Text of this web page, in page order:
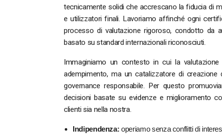
tecnicamente solidi che accrescano la fiducia di
e utilizzatori finali. Lavoriamo affinché ogni
processo di valutazione rigoroso, condotto da
basato su standard internazionali riconosciuti.
Immaginiamo un contesto in cui la
adempimento, ma un catalizzatore di creazione
governance responsabile. Per questo
decisioni basate su evidenze e miglioramento
clienti sia nella nostra.
Indipendenza: operiamo senza conflitti di